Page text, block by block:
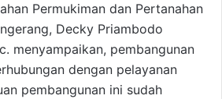
Permukiman dan Pertanahan
Decky Priambodo
menyampaikan, pembangunan
dengan pelayanan
pembangunan ini sudah